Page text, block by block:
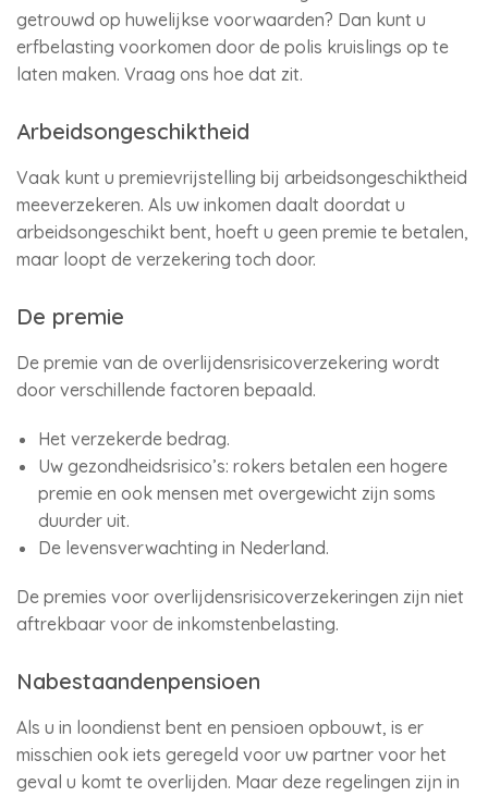
getrouwd op huwelijkse voorwaarden? Dan kunt u
erfbelasting voorkomen door de polis kruislings op te
laten maken. Vraag ons hoe dat zit.
Arbeidsongeschiktheid
Vaak kunt u premievrijstelling bij arbeidsongeschiktheid
meeverzekeren. Als uw inkomen daalt doordat u
arbeidsongeschikt bent, hoeft u geen premie te betalen,
maar loopt de verzekering toch door.
De premie
De premie van de overlijdensrisicoverzekering wordt
door verschillende factoren bepaald.
Het verzekerde bedrag.
Uw gezondheidsrisico’s: rokers betalen een hogere
premie en ook mensen met overgewicht zijn soms
duurder uit.
De levensverwachting in Nederland.
De premies voor overlijdensrisicoverzekeringen zijn niet
aftrekbaar voor de inkomstenbelasting.
Nabestaandenpensioen
Als u in loondienst bent en pensioen opbouwt, is er
misschien ook iets geregeld voor uw partner voor het
geval u komt te overlijden. Maar deze regelingen zijn in